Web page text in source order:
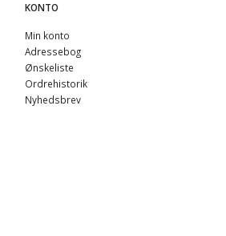
KONTO
Min konto
Adressebog
Ønskeliste
Ordrehistorik
Nyhedsbrev